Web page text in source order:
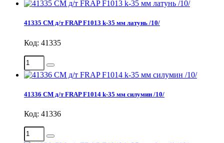
41335 СМ д/т FRAP F1013 k-35 мм латунь /10/
Код: 41335
41336 СМ д/т FRAP F1014 k-35 мм силумин /10/
Код: 41336